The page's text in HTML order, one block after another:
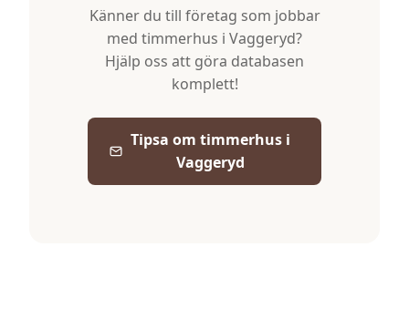
Känner du till företag som jobbar
med timmerhus i Vaggeryd?
Hjälp oss att göra databasen
komplett!
Tipsa om timmerhus i
Vaggeryd